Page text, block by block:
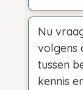
Nu
volgens
tussen
kennis